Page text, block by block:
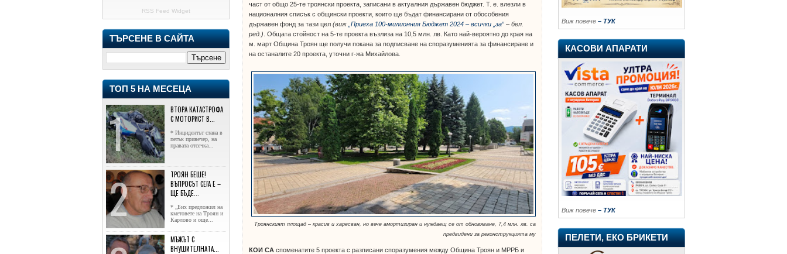
RSS Feed Widget
ТЪРСЕНЕ В САЙТА
ТОП 5 НА МЕСЕЦА
ВТОРА КАТАСТРОФА
С МОТОРИСТ В...
* Инцидентът стана в
петък привечер, на
правата отсечка...
ТРОЯН БЕШЕ!
ВЪПРОСЪТ СЕГА Е –
ЩЕ БЪДЕ...
* „Бих предложил на
кметовете на Троян и
Карлово и още...
МЪЖЪТ С
ВНУШИТЕЛНАТА...
част от общо 25-те троянски проекта, записани в актуалния държавен бюджет. Т. е. влезли в
националния списък с общински проекти, които ще бъдат финансирани от обособения
държавен фонд за тази цел(виж „Приеха 100-милионния Бюджет 2024 – всички „за“ – бел.
ред.) . Общата стойност на 5-те проекта възлиза на 10,5 млн. лв. Като най-вероятно до края на
м. март Община Троян ще получи покана за подписване на споразуменията за финансиране и
на останалите 20 проекта, уточни г-жа Михайлова.
Троянският площад – красив и харесван, но вече амортизиран и нуждаещ се от обновяване, 7,4 млн. лв. са
предвидени за реконструкцията му
КОИ СА споменатите 5 проекта с разписани споразумения между Община Троян и МРРБ и
Виж повече – ТУК
КАСОВИ АПАРАТИ
Виж повече – ТУК
ПЕЛЕТИ, ЕКО БРИКЕТИ